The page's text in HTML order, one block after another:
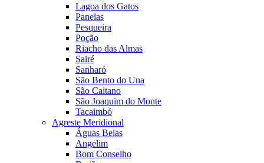
Lagoa dos Gatos
Panelas
Pesqueira
Poção
Riacho das Almas
Sairé
Sanharó
São Bento do Una
São Caitano
São Joaquim do Monte
Tacaimbó
Agreste Meridional
Águas Belas
Angelim
Bom Conselho